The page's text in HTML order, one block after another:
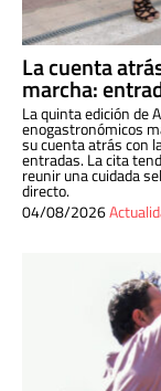
La cuenta
marcha:
La quinta edición de
enogastronómicos
su cuenta atrás con
entradas. La cita
reunir una cuidada
directo.
04/08/2026